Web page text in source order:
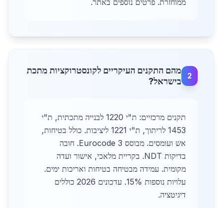
ממוחזרת. פרטים נוספים באתר.
2
מהם התקנים העיקריים לקונסטרוקציות מתכת
בישראל?
תקנים מרכזיים: ת"י 1220 לבנייה מתכתית, ת"י
1453 לריתוך, ת"י 1221 ליציבות. כולל בטיחות,
אש ועומסים. מבוסס Eurocode 3. חובה
בדיקות NDT. בקריית מלאכי, אישור ועדה
מקומית. עמידה מבטיחה בטיחות ואריכות ימים.
עלויות נוספות 15%. עדכונים 2026 כוללים
דיגיטציה.